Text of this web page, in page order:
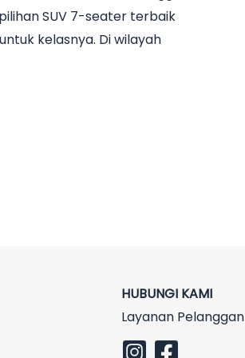
SUV 7-seater terbaik
kelasnya. Di wilayah
HUBUNGI KAMI
Layanan Pelanggan